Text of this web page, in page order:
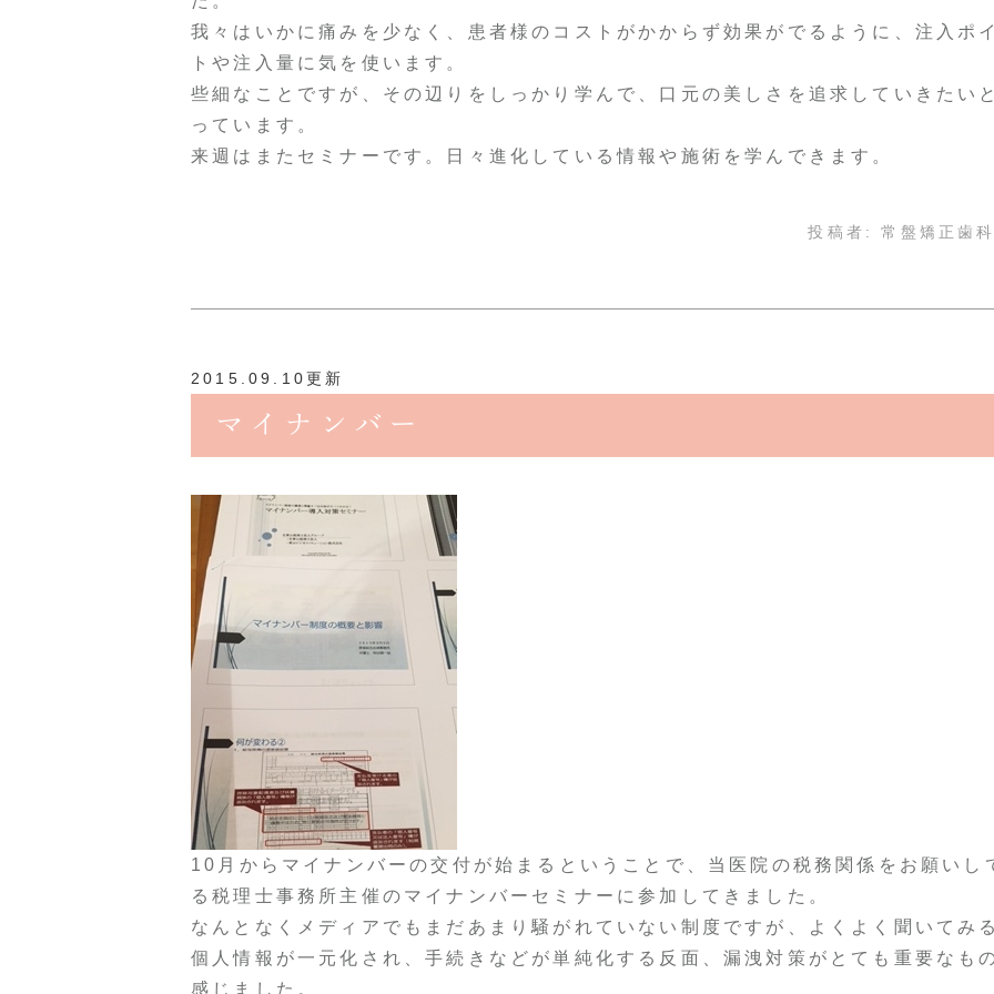
我々はいかに痛みを少なく、患者様のコストがかからず効果がでるように、注入ポ
トや注入量に気を使います。
些細なことですが、その辺りをしっかり学んで、口元の美しさを追求していきたい
っています。
来週はまたセミナーです。日々進化している情報や施術を学んできます。
投稿者:常盤矯正歯
2015.09.10更新
マイナンバー
10月からマイナンバーの交付が始まるということで、当医院の税務関係をお願いし
る税理士事務所主催のマイナンバーセミナーに参加してきました。
なんとなくメディアでもまだあまり騒がれていない制度ですが、よくよく聞いてみ
個人情報が一元化され、手続きなどが単純化する反面、漏洩対策がとても重要なも
感じました。